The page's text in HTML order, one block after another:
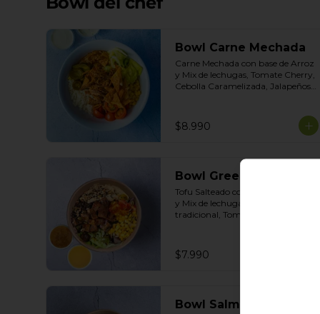
Bowl Carne Mechada
Carne Mechada con base de Arroz
y Mix de lechugas, Tomate Cherry,
Cebolla Caramelizada, Jalapeños,
y Salsa de Cilantro
$8.990
Bowl Green Tofu
Tofu Salteado con base de Quinoa
y Mix de lechugas, Hummus
tradicional, Tomate Cherry,
Limoneta y Honey Mustard
$7.990
Bowl Salmón austral